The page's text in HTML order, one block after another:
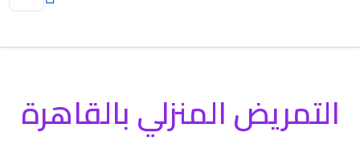
التمريض المنزلي بالقاهرة